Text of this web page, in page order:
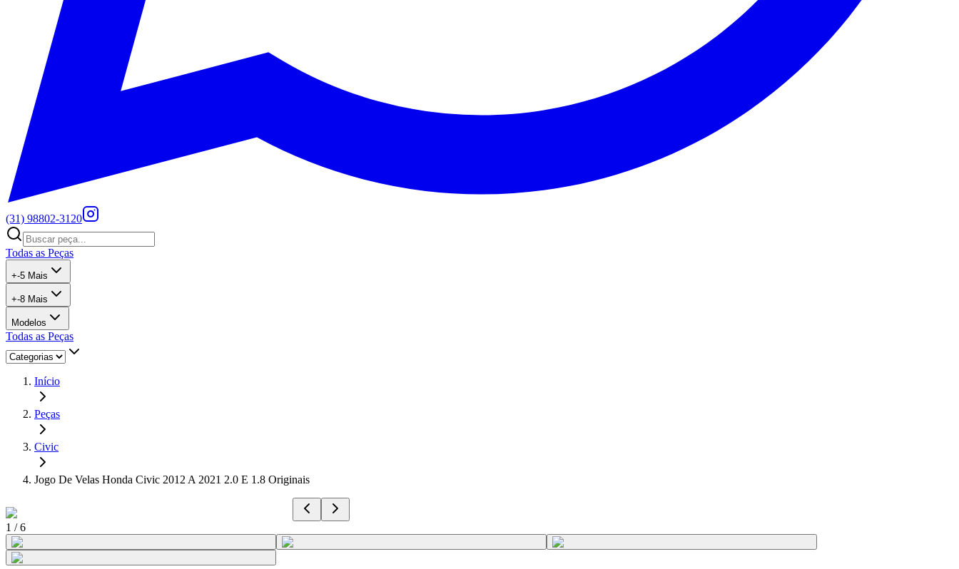
(31) 98802-3120
Todas as Peças
+-5 Mais
+-8 Mais
Modelos
Todas as Peças
Início
Peças
Civic
Jogo De Velas Honda Civic 2012 A 2021 2.0 E 1.8 Originais
1 /6